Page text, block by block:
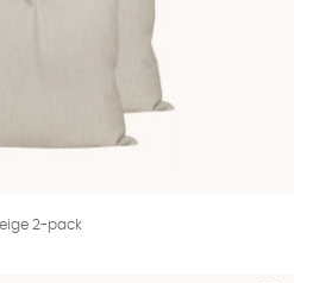
Beige 2-pack Finns även i dessa
2-pack